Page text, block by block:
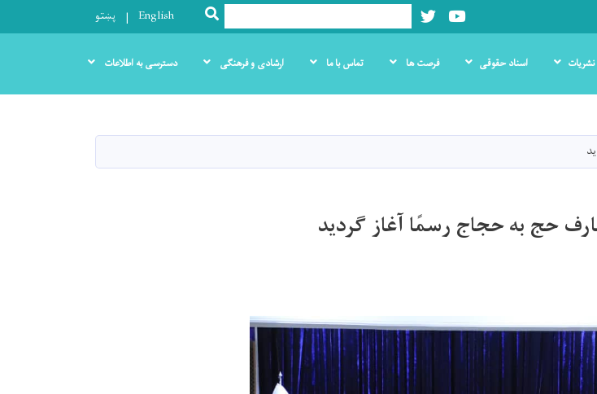
content
Youtube
Twitter
Search
SEARCH
English پښتو
نشریات اسناد حقوقی فرصت ها تماس با ما ارشادی و فرهنگی دسترسی به اطلاعات
حج به حجاج رسمًا آغاز گردید